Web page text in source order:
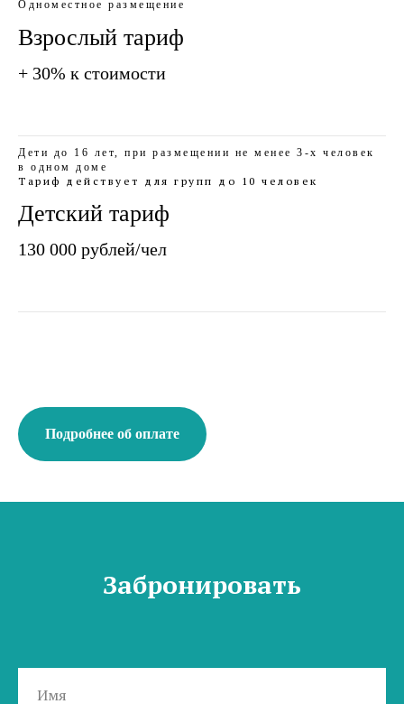
Одноместное размещение
Взрослый тариф
+ 30% к стоимости
Дети до 16 лет, при размещении не менее 3-х человек
в одном доме
Тариф действует для групп до 10 человек
Детский тариф
130 000 рублей/чел
Подробнее об оплате
Забронировать